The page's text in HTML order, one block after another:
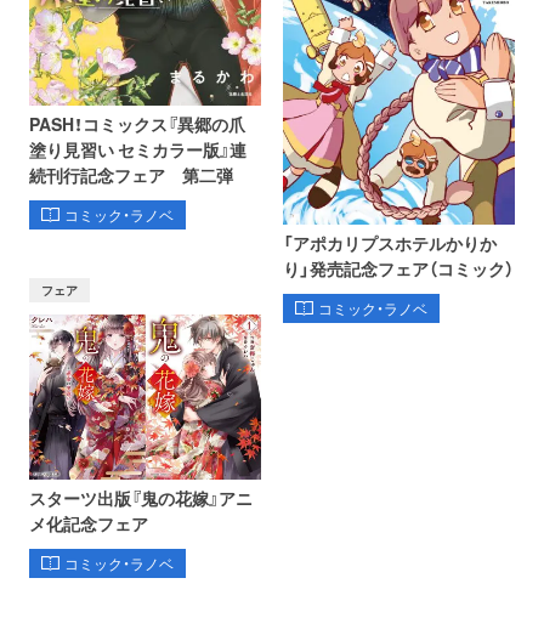
PASH！コミックス『異郷の爪
塗り見習い セミカラー版』連
続刊行記念フェア 第二弾
コミック・ラノベ
フェア
スターツ出版『鬼の花嫁』アニ
メ化記念フェア
コミック・ラノベ
「アポカリプスホテルかりか
り」発売記念フェア（コミック）
コミック・ラノベ